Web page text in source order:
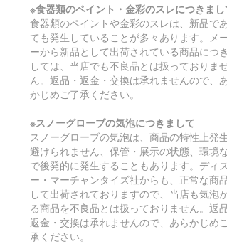
※食器類のペイント・金彩のスレにつきまし
食器類のペイントや金彩のスレは、新品で
ても発生していることが多々あります。メ
ーから新品として出荷されている商品につ
しては、当店でも不良品とは扱っておりま
ん。返品・返金・交換は承れませんので、
かじめご了承ください。
※スノーグローブの気泡につきまして
スノーグローブの気泡は、商品の特性上発
避けられません、保管・展示の状態、環境
で後発的に発生することもあります。ディ
ー・マーチャンタイズ社からも、正常な商
して出荷されておりますので、当店も気泡
る商品を不良品とは扱っておりません。返
返金・交換は承れませんので、あらかじめ
承ください。